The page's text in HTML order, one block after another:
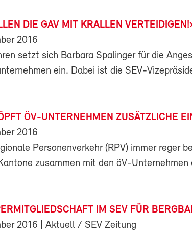
DIE GAV MIT KRALLEN
2016
setzt sich Barbara Spalinger für die
ein. Dabei ist die SEV-
ÖV-UNTERNEHMEN ZUSÄTZLICHE
2016
Personenverkehr (RPV) immer reger
zusammen mit den öV-
IM SEV FÜR
2016 | Aktuell / SEV Zeitung